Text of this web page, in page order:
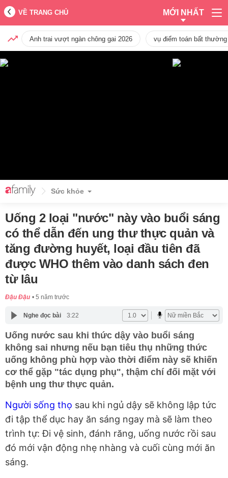
VỀ TRANG CHỦ MỚI NHẤT
Anh trai vượt ngàn chông gai 2026 vụ điểm toán bất
Sức khỏe
Uống 2 loại "nước" này vào buổi sáng
có thể dẫn đến ung thư thực quản và
tăng đường huyết, loại đầu tiên đã
được WHO thêm vào danh sách đen
từ lâu
Đậu Đậu 5 năm trước
Nghe đọc bài 3:22
Uống nước sau khi thức dậy vào buổi sáng
không sai nhưng nếu bạn tiêu thụ những thức
uống không phù hợp vào thời điểm này sẽ khiến
cơ thể gặp "tác dụng phụ", thậm chí đối mặt với
bệnh ung thư thực quản.
Người sống thọ sau khi ngủ dậy sẽ không lập tức
đi tập thể dục hay ăn sáng ngay mà sẽ làm theo
trình tự: Đi vệ sinh, đánh răng, uống nước rồi sau
đó mới vận động nhẹ nhàng và cuối cùng mới ăn
sáng.